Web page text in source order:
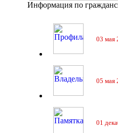
Информация по
03 мая
05 мая
01